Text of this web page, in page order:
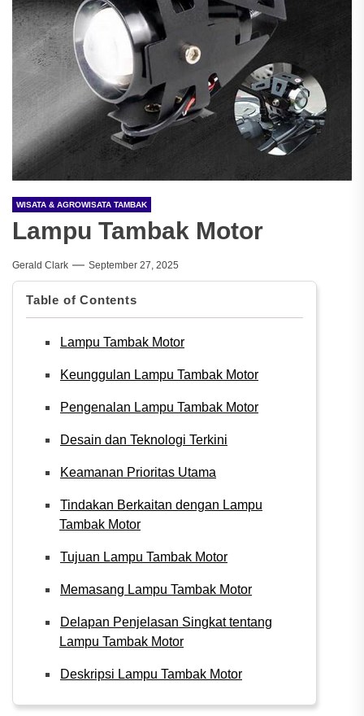
WISATA & AGROWISATA TAMBAK
Lampu Tambak Motor
Gerald Clark September 27, 2025
Table of Contents
Lampu Tambak Motor
Keunggulan Lampu Tambak Motor
Pengenalan Lampu Tambak Motor
Desain dan Teknologi Terkini
Keamanan Prioritas Utama
Tindakan Berkaitan dengan Lampu
Tambak Motor
Tujuan Lampu Tambak Motor
Memasang Lampu Tambak Motor
Delapan Penjelasan Singkat tentang
Lampu Tambak Motor
Deskripsi Lampu Tambak Motor